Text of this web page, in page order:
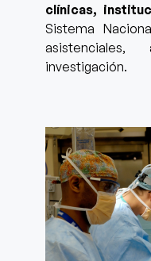
clínicas,
Sistema
investigación.